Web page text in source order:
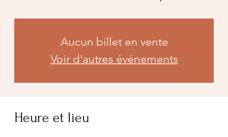
Aucun billet en vente
Voir d'autres événements
Heure et lieu